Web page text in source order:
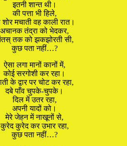
इतनी शान्त थी।
की पत्ता भी हिले,
शोर मचाती वह काली रात।
अचानक तंद्रा को भेदकर,
तक को झकझोरती सी,
कुछ पता नहीं…?
ऐसा लगा मानों कानों में,
कोई सरगोशी कर रहा।
के द्वार पर चोट कर रहा,
दबे पाँव चुपके-चुपके।
दिल में उतर रहा,
अपनी यादों को।
मेरे जेहन में नाखूनों से,
कुरेद कुरेद कर उभार रहा,
कुछ पता नहीं…?